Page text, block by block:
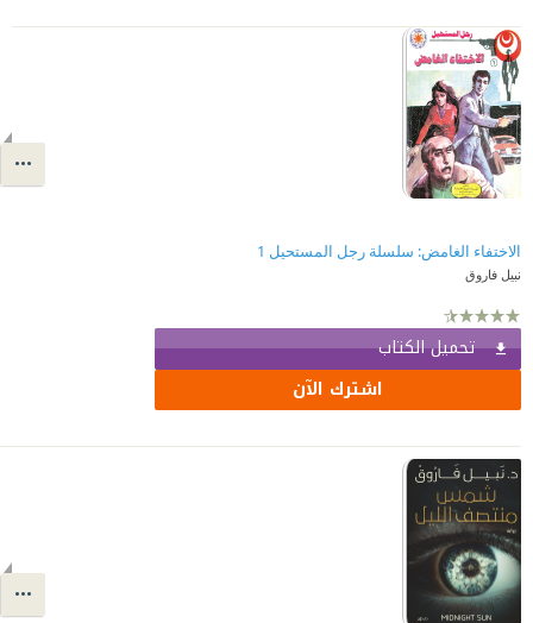
الاختفاء الغامض: سلسلة رجل المستحيل 1
نبيل فاروق
تحميل الكتاب
اشترك الآن